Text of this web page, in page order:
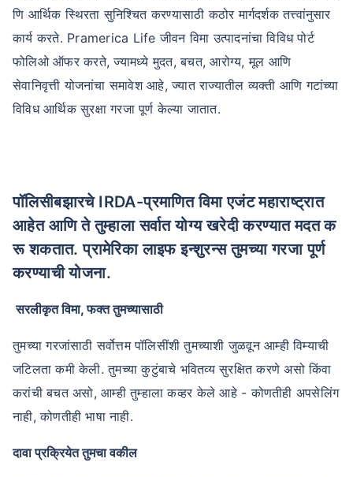
णि आर्थिक स्थिरता सुनिश्चित करण्यासाठी कठोर मार्गदर्शक तत्त्वांनुसार
कार्य करते. Pramerica Life जीवन विमा उत्पादनांचा विविध पोर्ट
फोलिओ ऑफर करते, ज्यामध्ये मुदत, बचत, आरोग्य, मूल आणि
सेवानिवृत्ती योजनांचा समावेश आहे, ज्यात राज्यातील व्यक्ती आणि गटांच्या
विविध आर्थिक सुरक्षा गरजा पूर्ण केल्या जातात.
पॉलिसीबझारचे IRDA-प्रमाणित विमा एजंट महाराष्ट्रात
आहेत आणि ते तुम्हाला सर्वात योग्य खरेदी करण्यात मदत क
रू शकतात. प्रामेरिका लाइफ इन्शुरन्स तुमच्या गरजा पूर्ण
करण्याची योजना.
सरलीकृत विमा, फक्त तुमच्यासाठी
तुमच्या गरजांसाठी सर्वोत्तम पॉलिसींशी तुमच्याशी जुळवून आम्ही विम्याची
जटिलता कमी केली. तुमच्या कुटुंबाचे भवितव्य सुरक्षित करणे असो किंवा
करांची बचत असो, आम्ही तुम्हाला कव्हर केले आहे - कोणतीही अपसेलिंग
नाही, कोणतीही भाषा नाही.
दावा प्रक्रियेत तुमचा वकील